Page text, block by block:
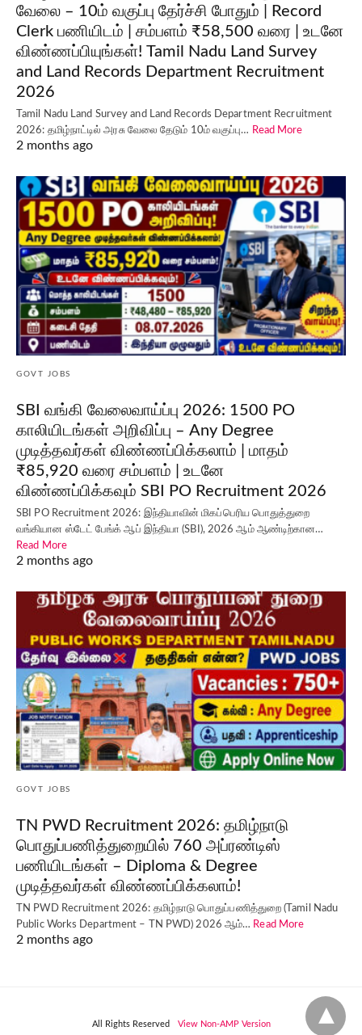
வேலை – 10ம் வகுப்பு தேர்ச்சி போதும் | Record
Clerk பணியிடம் | சம்பளம் ₹58,500 வரை | உடனே
விண்ணப்பியுங்கள்! Tamil Nadu Land Survey
and Land Records Department Recruitment
2026
Tamil Nadu Land Survey and Land Records Department Recruitment
2026: தமிழ்நாட்டில் அரசு வேலை தேடும் 10ம் வகுப்பு… Read More
2 months ago
GOVT JOBS
SBI வங்கி வேலைவாய்ப்பு 2026: 1500 PO
காலியிடங்கள் அறிவிப்பு – Any Degree
முடித்தவர்கள் விண்ணப்பிக்கலாம் | மாதம்
₹85,920 வரை சம்பளம் | உடனே
விண்ணப்பிக்கவும் SBI PO Recruitment 2026
SBI PO Recruitment 2026: இந்தியாவின் மிகப்பெரிய பொதுத்துறை
வங்கியான ஸ்டேட் பேங்க் ஆப் இந்தியா (SBI), 2026 ஆம் ஆண்டிற்கான…
Read More
2 months ago
GOVT JOBS
TN PWD Recruitment 2026: தமிழ்நாடு
பொதுப்பணித்துறையில் 760 அப்ரண்டிஸ்
பணியிடங்கள் – Diploma & Degree
முடித்தவர்கள் விண்ணப்பிக்கலாம்!
TN PWD Recruitment 2026: தமிழ்நாடு பொதுப்பணித்துறை (Tamil Nadu
Public Works Department – TN PWD) 2026 ஆம்… Read More
2 months ago
All Rights Reserved View Non-AMP Version